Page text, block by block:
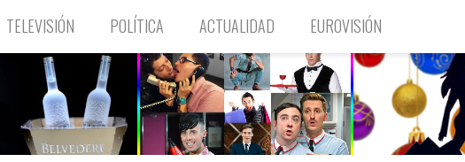
TELEVISIÓN POLÍTICA ACTUALIDAD EUROVISIÓN